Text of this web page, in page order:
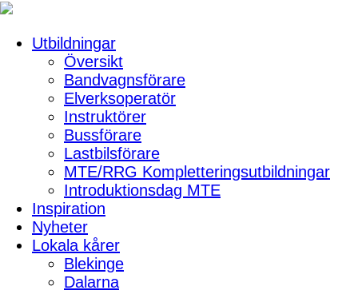
Utbildningar
Översikt
Bandvagnsförare
Elverksoperatör
Instruktörer
Bussförare
Lastbilsförare
MTE/RRG Kompletteringsutbildningar
Introduktionsdag MTE
Inspiration
Nyheter
Lokala kårer
Blekinge
Dalarna